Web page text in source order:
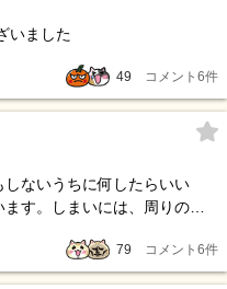
いました
49 コメント 6件
ないうちに何したらいい
す。しまいには、周りの他
ていました。私は、同じこ
護師から、放っておくよう
79 コメント 6件